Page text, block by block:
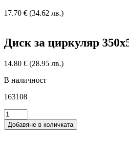
17.70 € (34.62 лв.)
Диск за циркуляр
14.80 € (28.95 лв.)
В наличност
163108
количество
за
Диск
Добавяне в количката